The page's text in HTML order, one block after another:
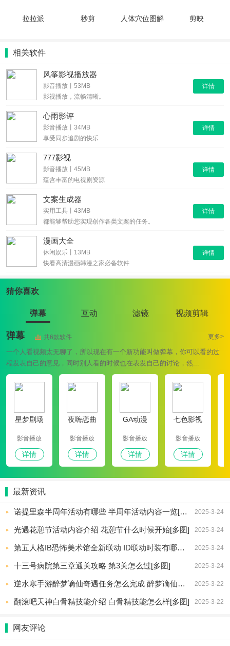
拉拉派 秒剪 人体穴位图解 剪映
相关软件
详情
风筝影视播放器
影音播放丨53MB
影视播放，流畅清晰。
详情
心雨影评
影音播放丨34MB
享受同步追剧的快乐
详情
777影视
影音播放丨45MB
蕴含丰富的电视剧资源
详情
文案生成器
实用工具丨43MB
都能够帮助您实现创作各类文案的任务。
详情
漫画大全
休闲娱乐丨13MB
快看高清漫画韩漫之家必备软件
猜你喜欢
弹幕 互动 滤镜 视频剪辑
弹幕 共6款软件 更多>
一个人看视频太无聊了，所以现在有一个新功能叫做弹幕，你可以看的过
程发表自己的意见，同时别人看的时候也在表发自己的讨论，然...
星梦剧场
影音播放
详情
夜嗨恋曲
影音播放
详情
GA动漫
影音播放
详情
七色影视
影音播放
详情
最新资讯
诺提里森半周年活动有哪些 半周年活动内容一览[多图] 2025-3-24
光遇花憩节活动内容介绍 花憩节什么时候开始[多图] 2025-3-24
第五人格IB恐怖美术馆全新联动 ID联动时装有哪些[多图] 2025-3-24
十三号病院第三章通关攻略 第3关怎么过[多图] 2025-3-24
逆水寒手游醉梦谪仙奇遇任务怎么完成 醉梦谪仙奇遇攻略[多图] 2025-3-22
翻滚吧天神白骨精技能介绍 白骨精技能怎么样[多图] 2025-3-22
网友评论